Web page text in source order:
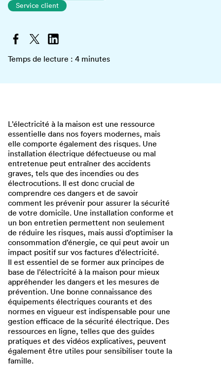
Service client
Temps de lecture : 4 minutes
L’électricité à la maison est une ressource
essentielle dans nos foyers modernes, mais
elle comporte également des risques. Une
installation électrique défectueuse ou mal
entretenue peut entraîner des accidents
graves, tels que des incendies ou des
électrocutions. Il est donc crucial de
comprendre ces dangers et de savoir
comment les prévenir pour assurer la sécurité
de votre domicile. Une installation conforme et
un bon entretien permettent non seulement
de réduire les risques, mais aussi d’optimiser la
consommation d’énergie, ce qui peut avoir un
impact positif sur vos factures d’électricité.
Il est essentiel de se former aux principes de
base de l’électricité à la maison pour mieux
appréhender les dangers et les mesures de
prévention. Une bonne connaissance des
équipements électriques courants et des
normes en vigueur est indispensable pour une
gestion efficace de la sécurité électrique. Des
ressources en ligne, telles que des guides
pratiques et des vidéos explicatives, peuvent
également être utiles pour sensibiliser toute la
famille.